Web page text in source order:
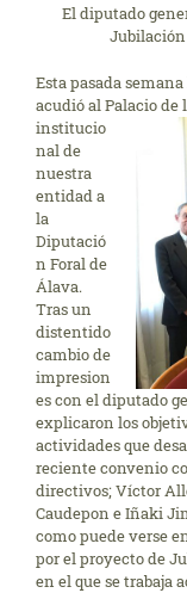
El diputado
Esta pasada
acudió al Palacio
institucio
nal de
nuestra
entidad a
la
Diputació
n Foral de
Álava.
Tras un
distentido
cambio de
impresion
es con el diputado
explicaron los
actividades que
reciente convenio
directivos; Víctor
Caudepon e Iñaki
como puede verse
por el proyecto de
en el que se trabaja